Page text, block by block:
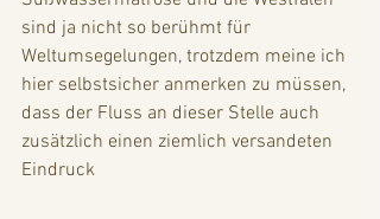
sind ja nicht so berühmt für
Weltumsegelungen, trotzdem meine ich
hier selbstsicher anmerken zu müssen,
dass der Fluss an dieser Stelle auch
zusätzlich einen ziemlich versandeten
Eindruck